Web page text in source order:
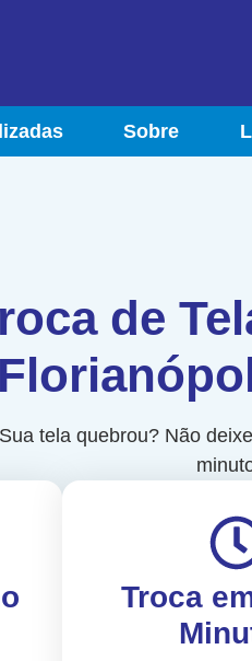
Sobre
de
Sua tela quebrou? Não
Troca